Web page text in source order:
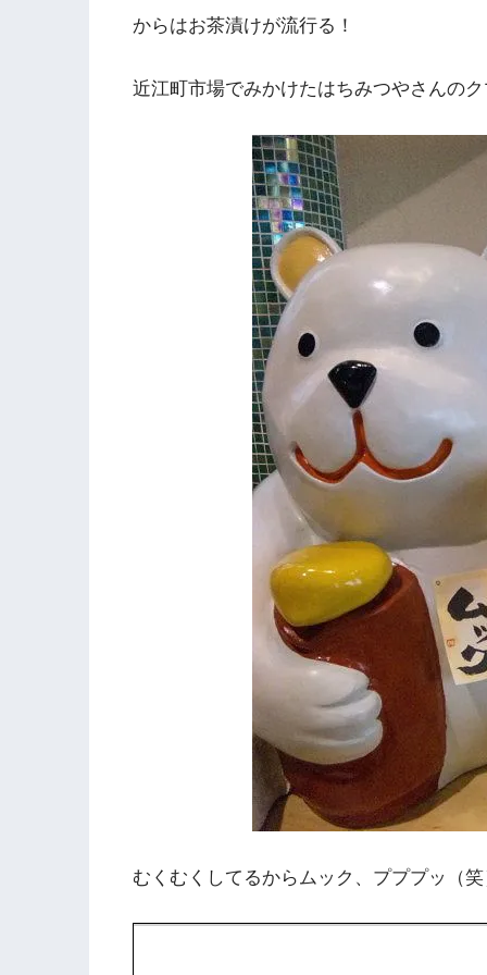
からはお茶漬けが流行る！
近江町市場でみかけたはちみつやさんの
むくむくしてるからムック、プププッ（